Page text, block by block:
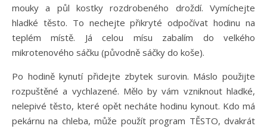
mouky a půl kostky rozdrobeného droždí. Vymíchejte
hladké těsto. To nechejte přikryté odpočívat hodinu na
teplém místě. Já celou mísu zabalím do velkého
mikrotenového sáčku (původně sáčky do koše).
Po hodině kynutí přidejte zbytek surovin. Máslo použijte
rozpuštěné a vychlazené. Mělo by vám vzniknout hladké,
nelepivé těsto, které opět necháte hodinu kynout. Kdo má
pekárnu na chleba, může použít program TĚSTO, dvakrát